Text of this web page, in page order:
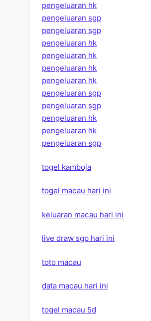
pengeluaran hk
pengeluaran sgp
pengeluaran sgp
pengeluaran hk
pengeluaran hk
pengeluaran hk
pengeluaran hk
pengeluaran sgp
pengeluaran sgp
pengeluaran hk
pengeluaran hk
pengeluaran sgp
togel kamboja
togel macau hari ini
keluaran macau hari ini
live draw sgp hari ini
toto macau
data macau hari ini
togel macau 5d